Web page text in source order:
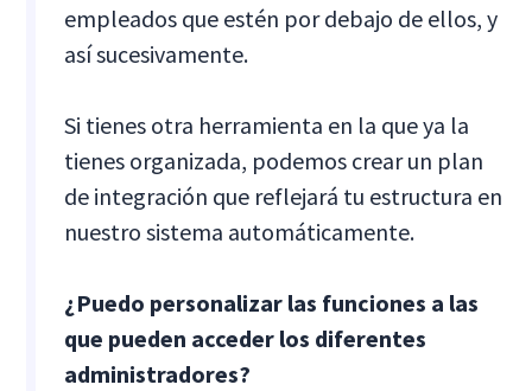
empleados que estén por debajo de ellos, y
así sucesivamente.
Si tienes otra herramienta en la que ya la
tienes organizada, podemos crear un plan
de integración que reflejará tu estructura en
nuestro sistema automáticamente.
¿Puedo personalizar las funciones a las
que pueden acceder los diferentes
administradores?